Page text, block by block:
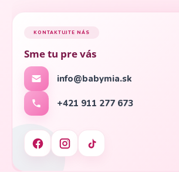
KONTAKTUJTE NÁS
Sme tu pre vás
info@babymia.sk
+421 911 277 673